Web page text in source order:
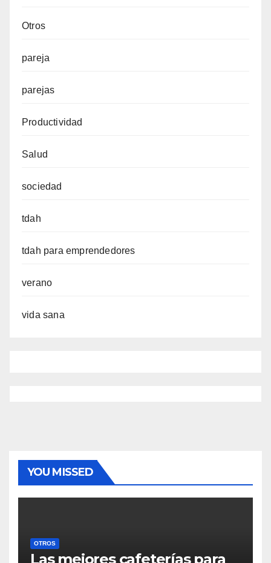
Otros
pareja
parejas
Productividad
Salud
sociedad
tdah
tdah para emprendedores
verano
vida sana
YOU MISSED
OTROS
Las mejores cafeterías para